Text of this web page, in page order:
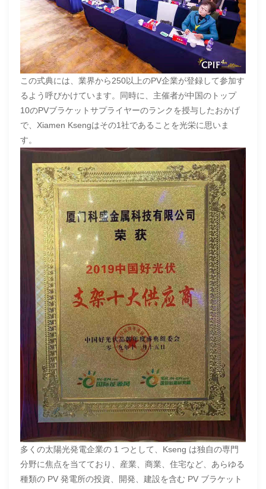
この式典には、業界から250以上のPV企業が登録して参加す
るよう呼びかけています。同時に、主催者が中国のトップ
10のPVブラケットサプライヤーのランクを授与したおかげ
で、Xiamen Ksengはその1社であることを光栄に思いま
す。
多くの太陽光発電企業の 1 つとして、Kseng は独自の専門
分野に焦点を当てており、産業、商業、住宅など、あらゆる
種類の PV 発電所の投資、開発、建設を含む PV ブラケット